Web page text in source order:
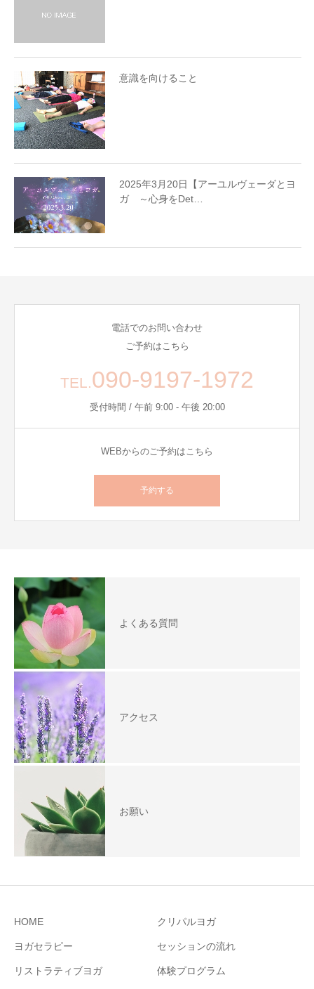
意識を向けること
2025年3月20日【アーユルヴェーダとヨ
ガ ～心身をDet…
電話でのお問い合わせ
ご予約はこちら
TEL.090-9197-1972
受付時間 / 午前 9:00 - 午後 20:00
WEBからのご予約はこちら
予約する
よくある質問
アクセス
お願い
HOME クリパルヨガ
ヨガセラピー セッションの流れ
リストラティブヨガ 体験プログラム